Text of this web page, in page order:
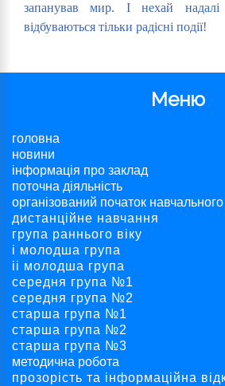
запанував мир. І нехай
відбуваються тільки радісні події!
Меню
головна
новини
інформація про заклад
поточна діяльність
організований початок
дистанційне навчання
група раннього віку
і молодша група
ii молодша група
середня група №1
середня група №2
старша група №1
старша група №2
старша група №3
методична робота
прозорість та інформаційна